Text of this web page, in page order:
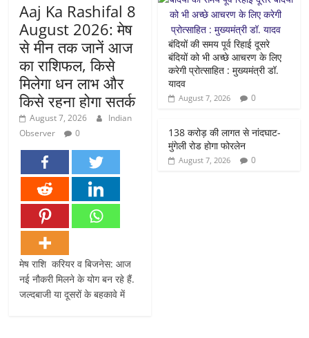
Aaj Ka Rashifal 8
August 2026: मेष
से मीन तक जानें आज
का राशिफल, किसे
मिलेगा धन लाभ और
किसे रहना होगा सतर्क
August 7, 2026
Indian
Observer
0
मेष राशि करियर व बिजनेस: आज
नई नौकरी मिलने के योग बन रहे हैं.
जल्दबाजी या दूसरों के बहकावे में
बंदियों की समय पूर्व रिहाई दूसरे
बंदियों को भी अच्छे आचरण के लिए
करेगी प्रोत्साहित : मुख्यमंत्री डॉ.
यादव
August 7, 2026 0
138 करोड़ की लागत से नांदघाट-
मुंगेली रोड होगा फोरलेन
August 7, 2026 0